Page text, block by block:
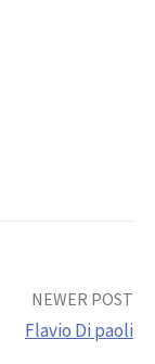
NEWER POST
Flavio Di paoli